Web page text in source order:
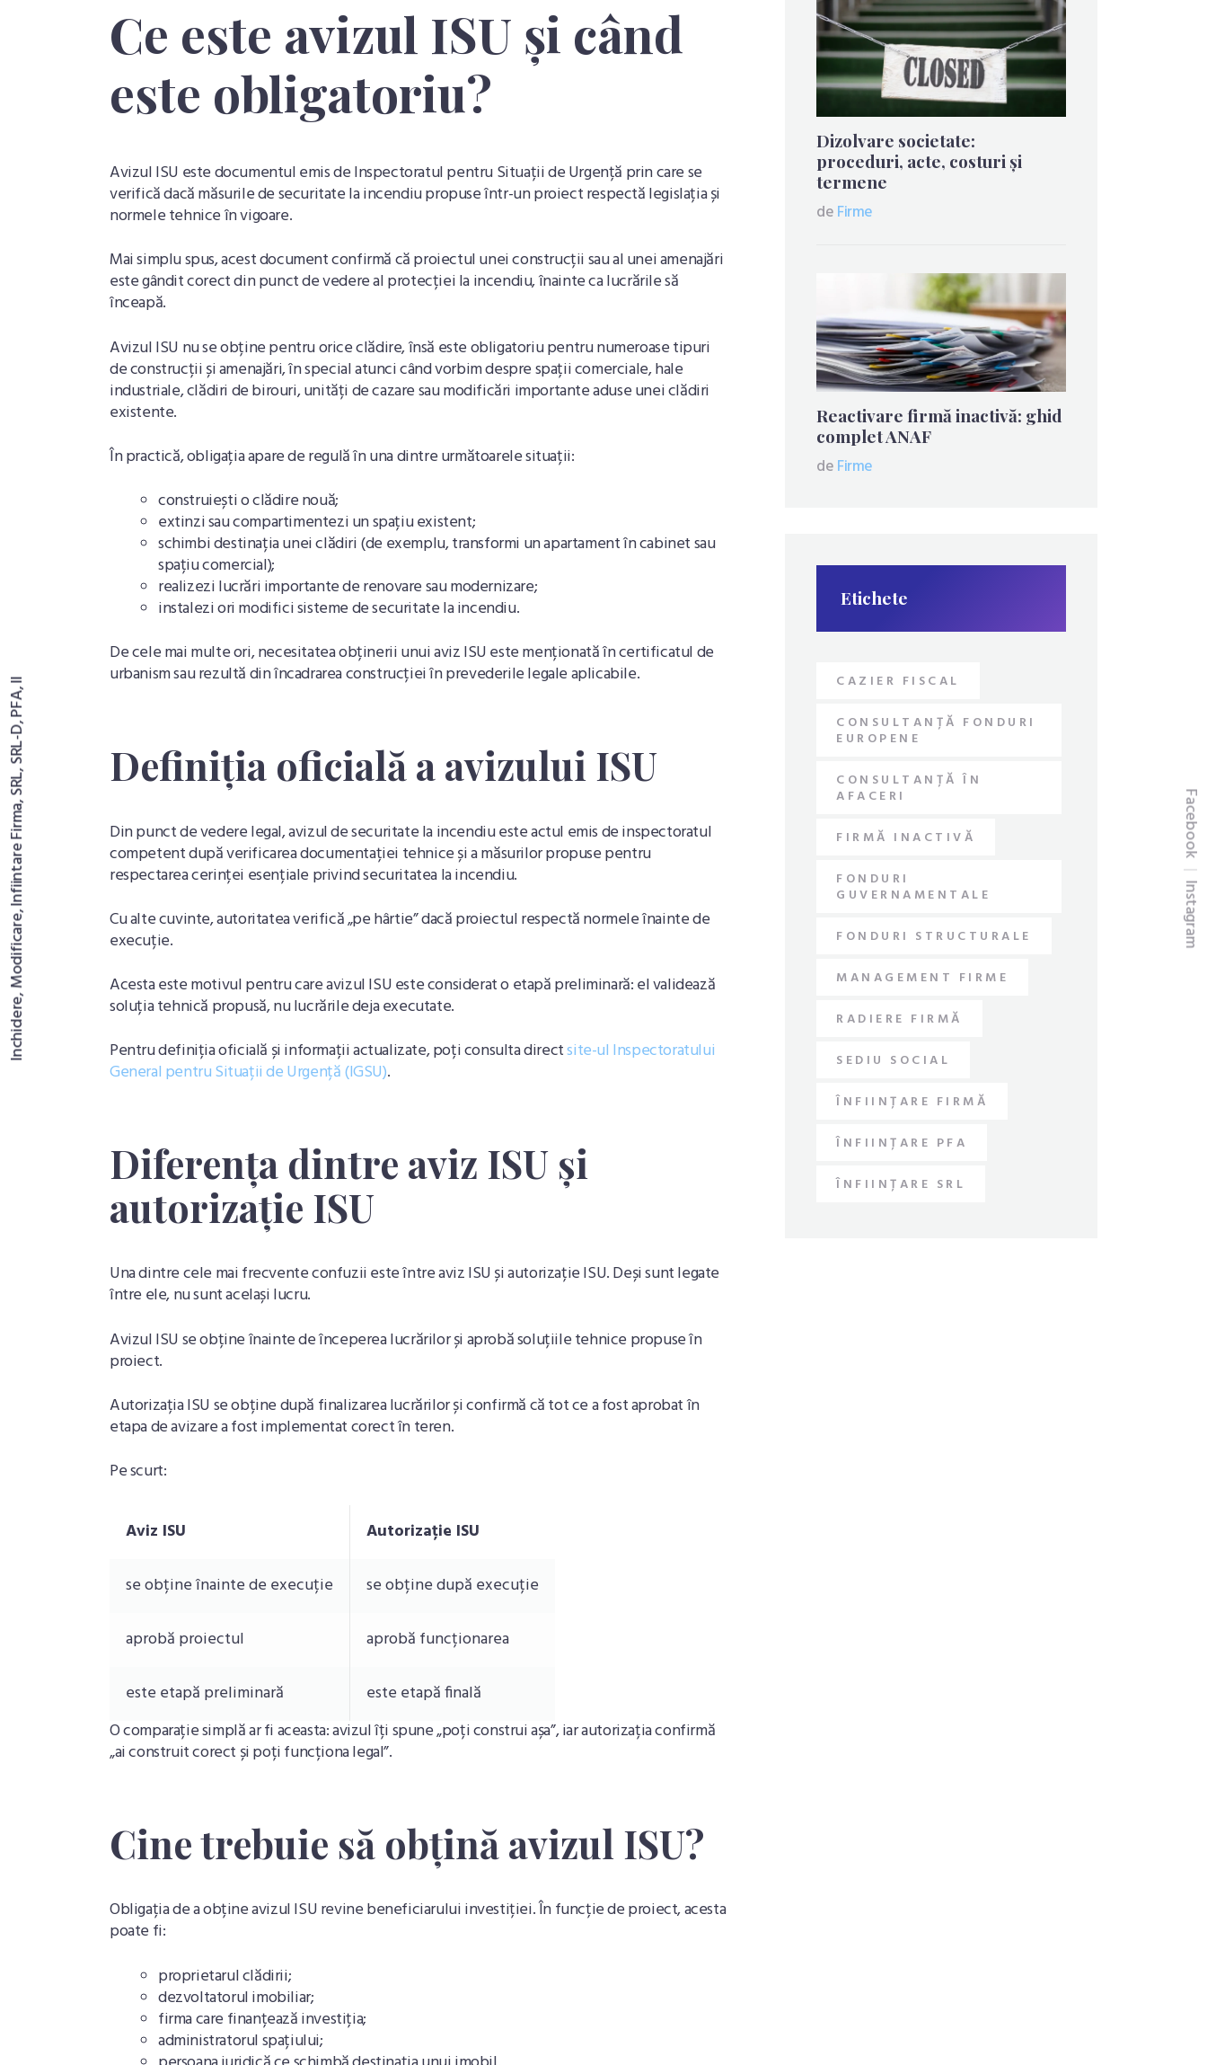
Ce este avizul ISU și când
este obligatoriu?
Avizul ISU este documentul emis de Inspectoratul pentru Situații de Urgență prin care se
verifică dacă măsurile de securitate la incendiu propuse într-un proiect respectă legislația și
normele tehnice în vigoare.
Mai simplu spus, acest document confirmă că proiectul unei construcții sau al unei amenajări
este gândit corect din punct de vedere al protecției la incendiu, înainte ca lucrările să
înceapă.
Avizul ISU nu se obține pentru orice clădire, însă este obligatoriu pentru numeroase tipuri
de construcții și amenajări, în special atunci când vorbim despre spații comerciale, hale
industriale, clădiri de birouri, unități de cazare sau modificări importante aduse unei clădiri
existente.
În practică, obligația apare de regulă în una dintre următoarele situații:
construiești o clădire nouă;
extinzi sau compartimentezi un spațiu existent;
schimbi destinația unei clădiri (de exemplu, transformi un apartament în cabinet sau
spațiu comercial);
realizezi lucrări importante de renovare sau modernizare;
instalezi ori modifici sisteme de securitate la incendiu.
De cele mai multe ori, necesitatea obținerii unui aviz ISU este menționată în certificatul de
urbanism sau rezultă din încadrarea construcției în prevederile legale aplicabile.
Definiția oficială a avizului ISU
Din punct de vedere legal, avizul de securitate la incendiu este actul emis de inspectoratul
competent după verificarea documentației tehnice și a măsurilor propuse pentru
respectarea cerinței esențiale privind securitatea la incendiu.
Cu alte cuvinte, autoritatea verifică „pe hârtie” dacă proiectul respectă normele înainte de
execuție.
Acesta este motivul pentru care avizul ISU este considerat o etapă preliminară: el validează
soluția tehnică propusă, nu lucrările deja executate.
Pentru definiția oficială și informații actualizate, poți consulta directsite-ul Inspectoratului
General pentru Situații de Urgență (IGSU).
Diferența dintre aviz ISU și
autorizație ISU
Una dintre cele mai frecvente confuzii este între aviz ISU și autorizație ISU. Deși sunt legate
între ele, nu sunt același lucru.
Avizul ISU se obține înainte de începerea lucrărilor și aprobă soluțiile tehnice propuse în
proiect.
Autorizația ISU se obține după finalizarea lucrărilor și confirmă că tot ce a fost aprobat în
etapa de avizare a fost implementat corect în teren.
Pe scurt:
Aviz ISU Autorizație ISU
se obține înainte de execuție se obține după execuție
aprobă proiectul aprobă funcționarea
este etapă preliminară
este etapă finală
O comparație simplă ar fi aceasta: avizul îți spune „poți construi așa”, iar autorizația confirmă
„ai construit corect și poți funcționa legal”.
Cine trebuie să obțină avizul ISU?
Obligația de a obține avizul ISU revine beneficiarului investiției. În funcție de proiect, acesta
poate fi:
proprietarul clădirii;
dezvoltatorul imobiliar;
firma care finanțează investiția;
administratorul spațiului;
Dizolvare societate:
proceduri, acte, costuri și
termene
deFirme
Reactivare firmă inactivă: ghid
complet ANAF
deFirme
Etichete
CAZIER FISCAL
CONSULTANȚĂ FONDURI
EUROPENE
CONSULTANȚĂ ÎN
AFACERI
FIRMĂ INACTIVĂ
FONDURI
GUVERNAMENTALE
FONDURI STRUCTURALE
MANAGEMENT FIRME
RADIERE FIRMĂ
SEDIU SOCIAL
ÎNFIINȚARE FIRMĂ
ÎNFIINȚARE PFA
ÎNFIINȚARE SRL
Inchidere, Modificare, Infiintare Firma, SRL, SRL-D, PFA, II Facebook
Instagram